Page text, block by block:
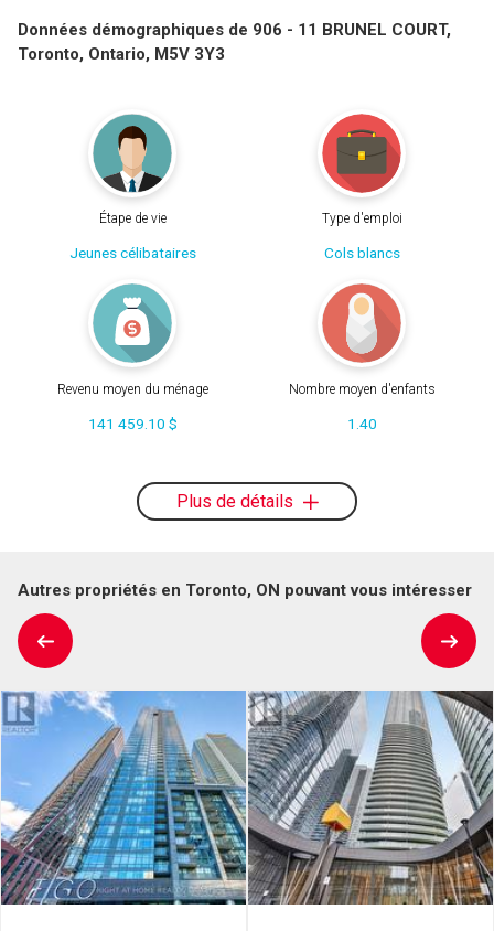
Données démographiques de 906 - 11 BRUNEL COURT,
Toronto, Ontario, M5V 3Y3
Étape de vie
Jeunes célibataires
Type d'emploi
Cols blancs
Revenu moyen du ménage
141 459.10 $
Nombre moyen d'enfants
1.40
Plus de détails
Autres propriétés en Toronto, ON pouvant vous intéresser